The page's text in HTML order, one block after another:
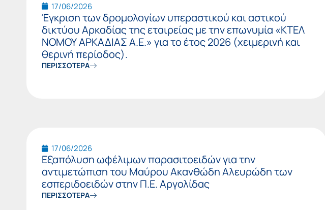
17/06/2026
Έγκριση των δρομολογίων υπεραστικού και αστικού
δικτύου Αρκαδίας της εταιρείας με την επωνυμία «ΚΤΕΛ
ΝΟΜΟΥ ΑΡΚΑΔΙΑΣ Α.Ε.» για το έτος 2026 (χειμερινή και
θερινή περίοδος).
ΠΕΡΙΣΣΟΤΕΡΑ
17/06/2026
Εξαπόλυση ωφέλιμων παρασιτοειδών για την
αντιμετώπιση του Μαύρου Ακανθώδη Αλευρώδη των
εσπεριδοειδών στην Π.Ε. Αργολίδας
ΠΕΡΙΣΣΟΤΕΡΑ